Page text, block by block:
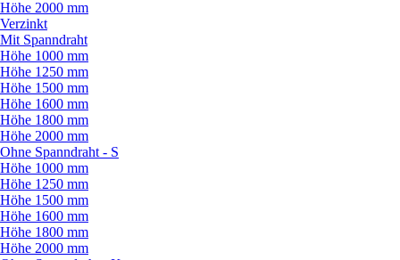
Höhe 2000 mm
Verzinkt
Mit Spanndraht
Höhe 1000 mm
Höhe 1250 mm
Höhe 1500 mm
Höhe 1600 mm
Höhe 1800 mm
Höhe 2000 mm
Ohne Spanndraht - S
Höhe 1000 mm
Höhe 1250 mm
Höhe 1500 mm
Höhe 1600 mm
Höhe 1800 mm
Höhe 2000 mm